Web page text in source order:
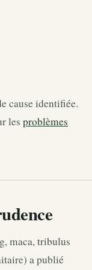
cause identifiée.
les problèmes
maca, tribulus
a publié